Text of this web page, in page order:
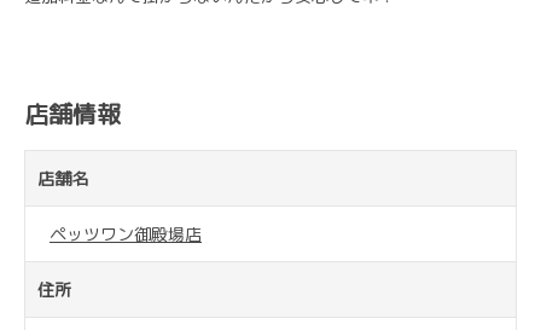
店舗情報
店舗名
ペッツワン御殿場店
住所